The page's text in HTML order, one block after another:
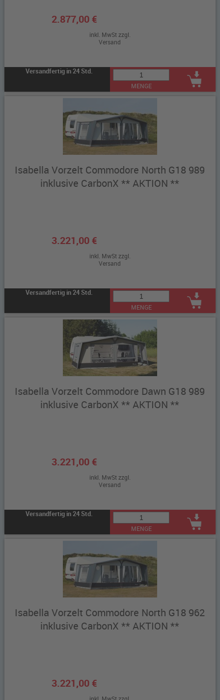
2.877,00 €
inkl. MwSt zzgl.
Versand
Versandfertig in 24 Std.
MENGE
Isabella Vorzelt Commodore North G18 989
inklusive CarbonX ** AKTION **
3.221,00 €
inkl. MwSt zzgl.
Versand
Versandfertig in 24 Std.
MENGE
Isabella Vorzelt Commodore Dawn G18 989
inklusive CarbonX ** AKTION **
3.221,00 €
inkl. MwSt zzgl.
Versand
Versandfertig in 24 Std.
MENGE
Isabella Vorzelt Commodore North G18 962
inklusive CarbonX ** AKTION **
3.221,00 €
inkl. MwSt zzgl.